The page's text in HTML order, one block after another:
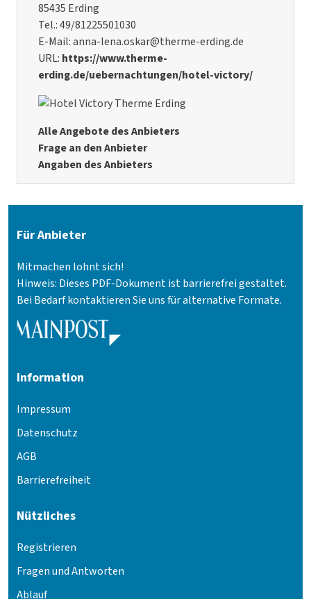
85435 Erding
Tel.: 49/81225501030
E-Mail: anna-lena.oskar@therme-erding.de
URL: https://www.therme-
erding.de/uebernachtungen/hotel-victory/
Alle Angebote des Anbieters
Frage an den Anbieter
Angaben des Anbieters
Für Anbieter
Mitmachen lohnt sich!
Hinweis: Dieses PDF-Dokument ist barrierefrei gestaltet.
Bei Bedarf kontaktieren Sie uns für alternative Formate.
Information
Impressum
Datenschutz
AGB
Barrierefreiheit
Nützliches
Registrieren
Fragen und Antworten
Ablauf